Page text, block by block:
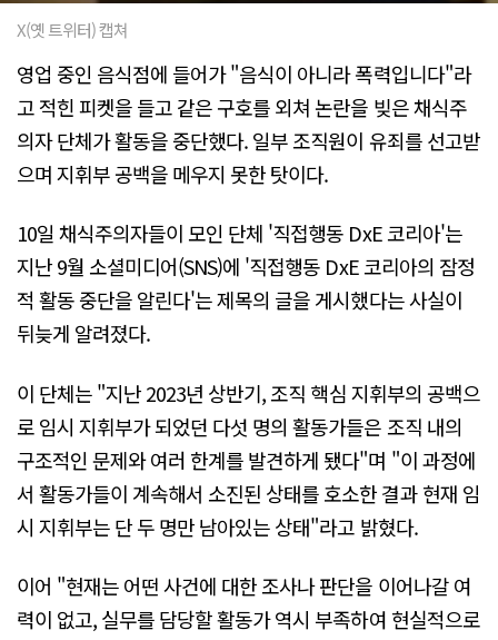
X(옛 트위터) 캡쳐
영업 중인 음식점에 들어가 "음식이 아니라 폭력입니다"라
고 적힌 피켓을 들고 같은 구호를 외쳐 논란을 빚은 채식주
의자 단체가 활동을 중단했다. 일부 조직원이 유죄를 선고받
으며 지휘부 공백을 메우지 못한 탓이다.
10일 채식주의자들이 모인 단체 '직접행동 DxE 코리아'는
지난 9월 소셜미디어(SNS)에 '직접행동 DxE 코리아의 잠정
적 활동 중단을 알린다'는 제목의 글을 게시했다는 사실이
뒤늦게 알려졌다.
이 단체는 "지난 2023년 상반기, 조직 핵심 지휘부의 공백으
로 임시 지휘부가 되었던 다섯 명의 활동가들은 조직 내의
구조적인 문제와 여러 한계를 발견하게 됐다"며 "이 과정에
서 활동가들이 계속해서 소진된 상태를 호소한 결과 현재 임
시 지휘부는 단 두 명만 남아있는 상태"라고 밝혔다.
이어 "현재는 어떤 사건에 대한 조사나 판단을 이어나갈 여
력이 없고, 실무를 담당할 활동가 역시 부족하여 현실적으로